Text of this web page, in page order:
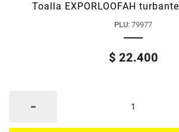
Toalla EXPORLOOFAH turbante
PLU: 79977
$ 22.400